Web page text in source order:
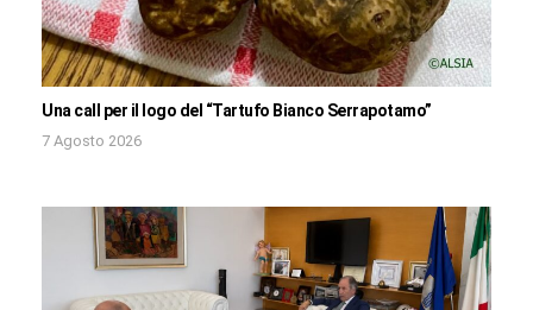
Una call per il logo del “Tartufo Bianco Serrapotamo”
7 Agosto 2026